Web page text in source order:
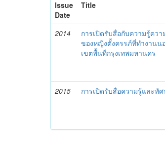
Issue
Date
Title
2014
การเปิดรับสื่อกับความรู้คว
ของหญิงตั้งครรภ์ที่ทำงาน
เขตพื้นที่กรุงเทพมหานคร
2015
การเปิดรับสื่อความรู้และทั